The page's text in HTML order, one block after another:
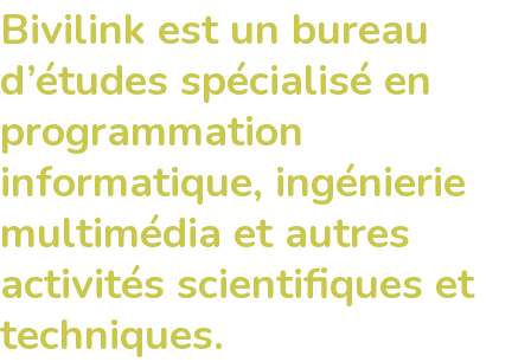
Bivilink est un bureau
d’études spécialisé en
programmation
informatique, ingénierie
multimédia et autres
activités scientifiques et
techniques.